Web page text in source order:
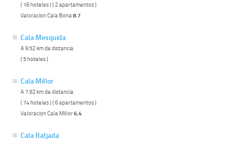
( 16 hoteles ) ( 2 apartamentos )
Valoracion Cala Bona8.7
Cala Mesquida
A 9.52 km de distancia
( 5 hoteles )
Cala Millor
A 7.92 km de distancia
( 74 hoteles ) ( 6 apartamentos )
Valoracion Cala Millor6.4
Cala Ratjada